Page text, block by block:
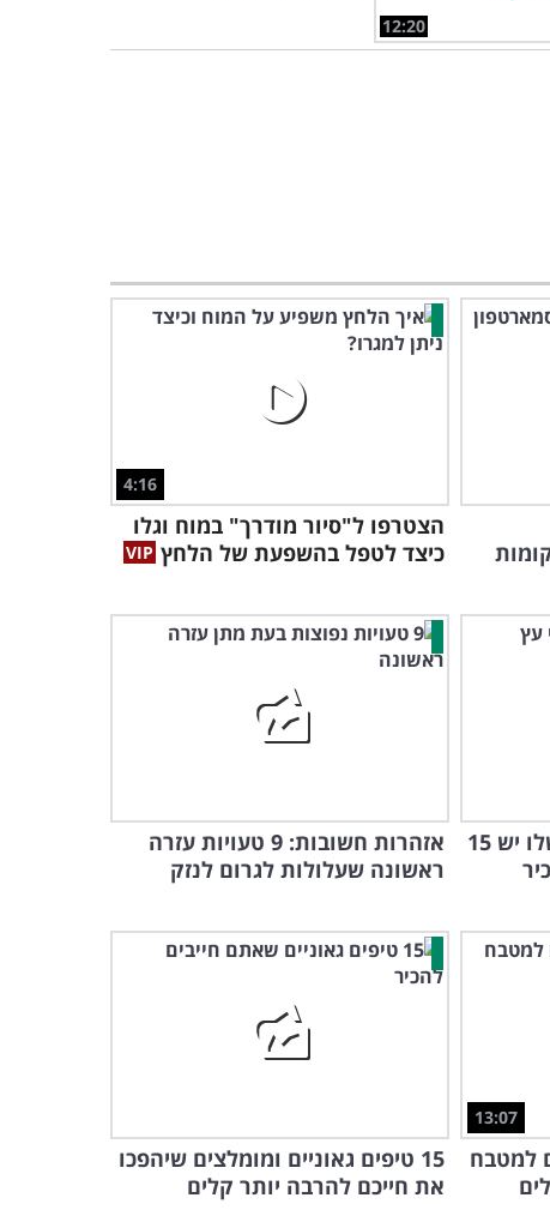
12:20
ב-5 המקומות
4:16
הצטרפו ל"סיור מודרך" במוח וגלו
כיצד לטפל בהשפעת של הלחץ
לפרי האהוב הזה ולחומץ שלו יש 15
אזהרות חשובות: 9 טעויות עזרה
ראשונה שעלולות לגרום לנזק
13:07
למטבח
15 טיפים גאוניים ומומלצים שיהפכו
את חייכם להרבה יותר קלים